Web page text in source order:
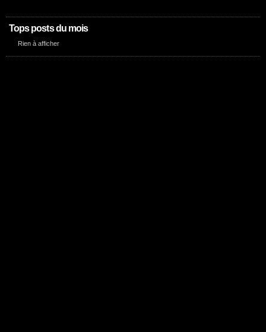
Tops posts du mois
Rien à afficher